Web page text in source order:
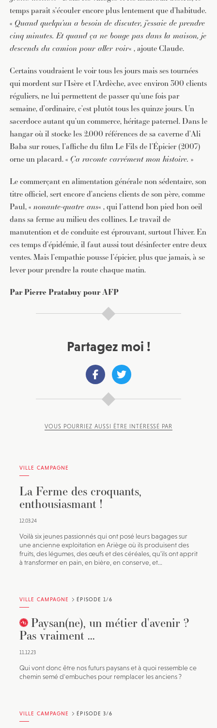
temps paraît s’écouler encore plus lentement que d’habitude.
« Quand quelqu’un a besoin de discuter, j’essaie de prendre
cinq minutes. Et quand ça ne bouge pas dans la maison, je
descends du camion pour aller voir« , ajoute Claude.
Certains voudraient le voir tous les jours mais ses tournées
qui mordent sur l’Isère et l’Ardèche, avec environ 300 clients
réguliers, ne lui permettent de passer qu’une fois par
semaine, d’ordinaire, c’est plutôt tous les quinze jours. Un
sacerdoce autant qu’un commerce, héritage paternel. Dans le
hangar où il stocke les 2.000 références de sa caverne d’Ali
Baba sur roues, l’affiche du film Le Fils de l’Épicier (2007)
orne un placard. « Ça raconte carrément mon histoire. »
Le commerçant en alimentation générale non sédentaire, son
titre officiel, sert encore d’anciens clients de son père, comme
Paul, « nonante-quatre ans« , qui l’attend bon pied bon oeil
dans sa ferme au milieu des collines. Le travail de
manutention et de conduite est éprouvant, surtout l’hiver. En
ces temps d’épidémie, il faut aussi tout désinfecter entre deux
ventes. Mais l’empathie pousse l’épicier, plus que jamais, à se
lever pour prendre la route chaque matin.
Par Pierre Pratabuy pour AFP
Partagez moi !
VOUS POURRIEZ AUSSI ÊTRE INTÉRESSÉ PAR
VILLE CAMPAGNE
La Ferme des croquants,
enthousiasmant !
12.03.24
Voilà six jeunes passionnés qui ont posé leurs bagages sur
une ancienne exploitation en Ariège où ils produisent des
fruits, des légumes, des œufs et des céréales, qu’ils ont apprit
à transformer en pain, en bière, en conserve, et...
VILLE CAMPAGNE ÉPISODE 1/6
Paysan(ne), un métier d'avenir ?
Pas vraiment ...
11.12.23
Qui vont donc être nos futurs paysans et à quoi ressemble ce
chemin semé d'embuches pour remplacer les anciens ?
VILLE CAMPAGNE ÉPISODE 3/6
JE M'INSCRIS À LA NEWSLETTER
Pour recevoir toutes les deux semaines notre lettre
d’info avec une sélection d’articles …